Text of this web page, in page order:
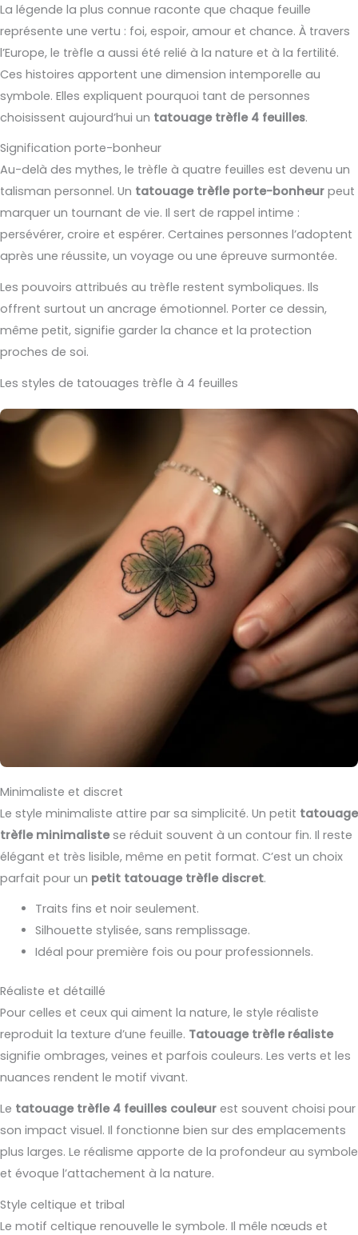
La légende la plus connue raconte que chaque feuille
représente une vertu : foi, espoir, amour et chance. À travers
l’Europe, le trèfle a aussi été relié à la nature et à la fertilité.
Ces histoires apportent une dimension intemporelle au
symbole. Elles expliquent pourquoi tant de personnes
choisissent aujourd’hui un tatouage trèfle 4 feuilles.
Signification porte-bonheur
Au-delà des mythes, le trèfle à quatre feuilles est devenu un
talisman personnel. Un tatouage trèfle porte-bonheur peut
marquer un tournant de vie. Il sert de rappel intime :
persévérer, croire et espérer. Certaines personnes l’adoptent
après une réussite, un voyage ou une épreuve surmontée.
Les pouvoirs attribués au trèfle restent symboliques. Ils
offrent surtout un ancrage émotionnel. Porter ce dessin,
même petit, signifie garder la chance et la protection
proches de soi.
Les styles de tatouages trèfle à 4 feuilles
Minimaliste et discret
Le style minimaliste attire par sa simplicité. Un petit tatouage
trèfle minimalistese réduit souvent à un contour fin. Il reste
élégant et très lisible, même en petit format. C’est un choix
parfait pour un petit tatouage trèfle discret.
Traits fins et noir seulement.
Silhouette stylisée, sans remplissage.
Idéal pour première fois ou pour professionnels.
Réaliste et détaillé
Pour celles et ceux qui aiment la nature, le style réaliste
reproduit la texture d’une feuille. Tatouage trèfle réaliste
signifie ombrages, veines et parfois couleurs. Les verts et les
nuances rendent le motif vivant.
Le tatouage trèfle 4 feuilles couleur est souvent choisi pour
son impact visuel. Il fonctionne bien sur des emplacements
plus larges. Le réalisme apporte de la profondeur au symbole
et évoque l’attachement à la nature.
Style celtique et tribal
Le motif celtique renouvelle le symbole. Il mêle nœuds et